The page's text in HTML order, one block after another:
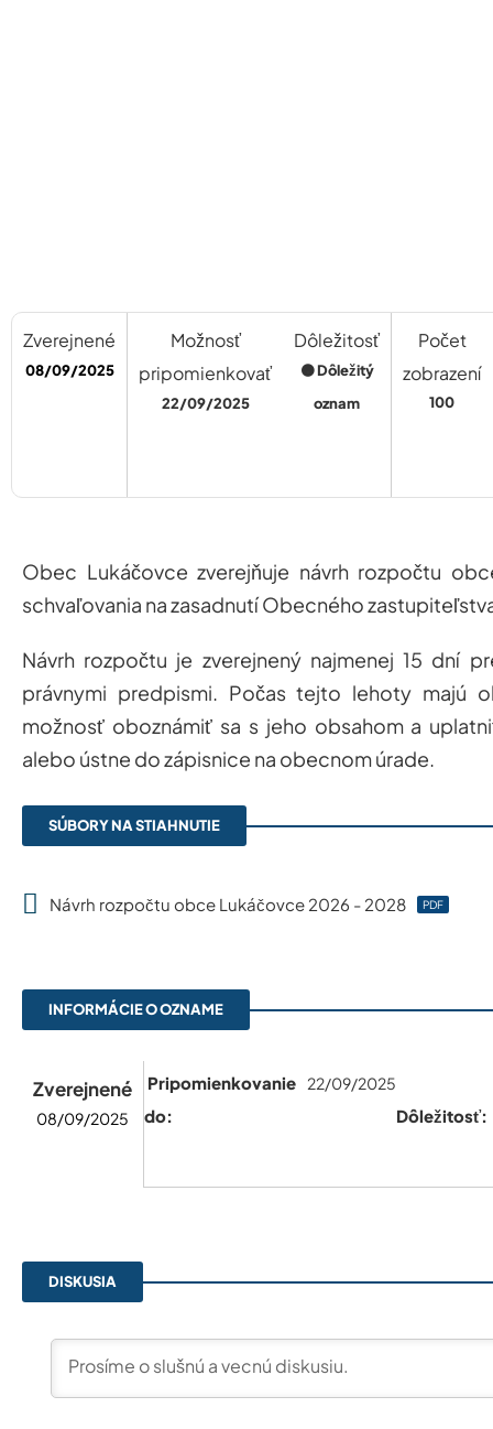
Zverejnené
08/09/2025
Možnosť
pripomienkovať
22/09/2025
Dôležitosť
🟠 Dôležitý
oznam
Počet
zobrazení
100
Obec Lukáčovce zverejňuje návrh rozpočtu
schvaľovania na zasadnutí Obecného
Návrh rozpočtu je zverejnený najmenej 15 dní
právnymi predpismi. Počas tejto lehoty majú
možnosť oboznámiť sa s jeho obsahom a
alebo ústne do zápisnice na obecnom úrade.
SÚBORY NA STIAHNUTIE
Návrh rozpočtu obce Lukáčovce 2026 - 2028 PDF
INFORMÁCIE O OZNAME
Zverejnené
08/09/2025
Pripomienkovanie
do:
22/09/2025
Dôležitosť:
DISKUSIA